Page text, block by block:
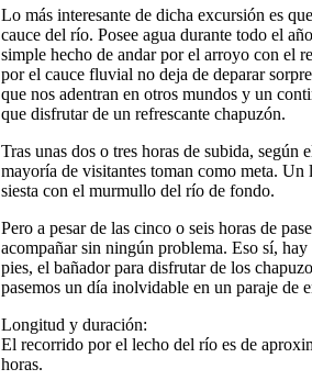
Lo más interesante de dicha excursión es
cauce del río. Posee agua durante todo el
simple hecho de andar por el arroyo con el
por el cauce fluvial no deja de deparar
que nos adentran en otros mundos y un
que disfrutar de un refrescante chapuzón.
Tras unas dos o tres horas de subida, según
mayoría de visitantes toman como meta.
siesta con el murmullo del río de fondo.
Pero a pesar de las cinco o seis horas de
acompañar sin ningún problema. Eso sí,
pies, el bañador para disfrutar de los
pasemos un día inolvidable en un paraje de
Longitud y duración:
El recorrido por el lecho del río es de
horas.